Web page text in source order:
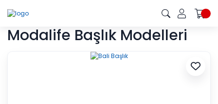
Modalife Başlık Modelleri